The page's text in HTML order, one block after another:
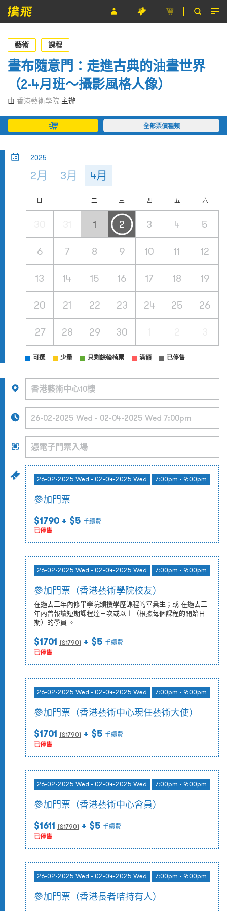
節目
主辦單位
關於撲飛
條款及細則
EN
藝術 課程
畫布隨意門：走進古典的油畫世界
（2-4月班～攝影風格人像）
由 香港藝術學院 主辦
全部票價種類
2025
2月 3月 4月
日 一 二 三 四 五 六
1 2 3 4 5
6 7 8 9 10 11 12
13 14 15 16 17 18 19
20 21 22 23 24 25 26
27 28 29 30
可選 少量 只剩餘輪椅票 滿額 已停售
26-02-2025 Wed - 02-04-2025 Wed 7:00pm - 9:00pm
參加門票
$1790 + $5 手續費
已停售
26-02-2025 Wed - 02-04-2025 Wed 7:00pm - 9:00pm
參加門票（香港藝術學院校友）
在過去三年內修畢學院頒授學歷課程的畢業生；或 在過去三
年內曾報讀短期課程達三次或以上（根據每個課程的開始日
期）的學員 。
$1701 ($1790) + $5 手續費
已停售
26-02-2025 Wed - 02-04-2025 Wed 7:00pm - 9:00pm
參加門票（香港藝術中心現任藝術大使）
$1701 ($1790) + $5 手續費
已停售
26-02-2025 Wed - 02-04-2025 Wed 7:00pm - 9:00pm
參加門票（香港藝術中心會員）
$1611 ($1790) + $5 手續費
已停售
26-02-2025 Wed - 02-04-2025 Wed 7:00pm - 9:00pm
參加門票（香港長者咭持有人）